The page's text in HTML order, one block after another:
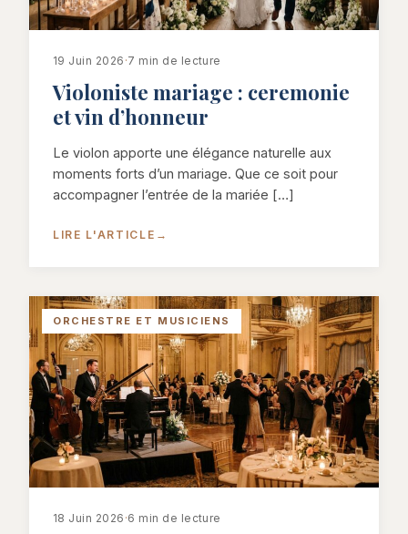
19 Juin 2026 ·7 min de lecture
Violoniste mariage : ceremonie
et vin d’honneur
Le violon apporte une élégance naturelle aux
moments forts d’un mariage. Que ce soit pour
accompagner l’entrée de la mariée […]
LIRE L'ARTICLE →
ORCHESTRE ET MUSICIENS
18 Juin 2026 ·6 min de lecture